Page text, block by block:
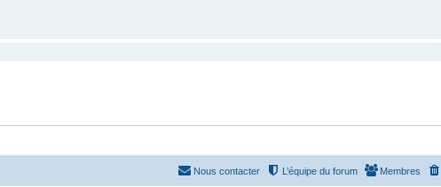
Membres
L’équipe du forum
Nous contacter